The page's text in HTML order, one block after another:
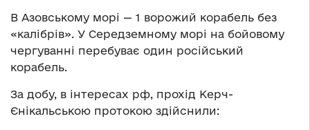
В Азовському морі — 1 ворожий корабель без
«калібрів». У Середземному морі на бойовому
чергуванні перебуває один російський
корабель.
За добу, в інтересах рф, прохід Керч-
Єнікальською протокою здійснили: